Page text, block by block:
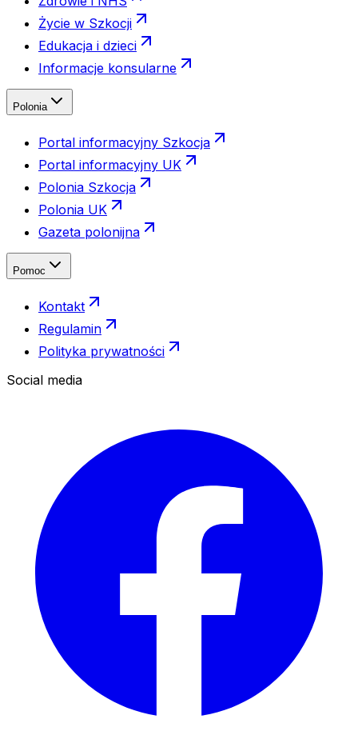
Życie w Szkocji
Edukacja i dzieci
Informacje konsularne
Polonia
Portal informacyjny Szkocja
Portal informacyjny UK
Polonia Szkocja
Polonia UK
Gazeta polonijna
Pomoc
Kontakt
Regulamin
Polityka prywatności
Social media